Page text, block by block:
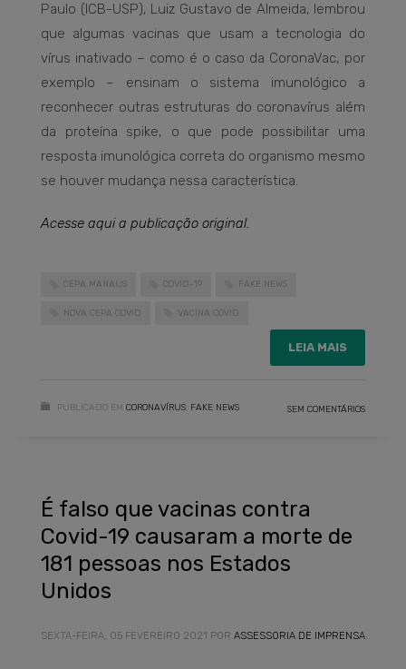
Paulo (ICB-USP), Luiz Gustavo de Almeida, lembrou
que algumas vacinas que usam a tecnologia do
vírus inativado – como é o caso da CoronaVac, por
exemplo – ensinam o sistema imunológico a
reconhecer outras estruturas do coronavírus além
da proteína spike, o que pode possibilitar uma
resposta imunológica correta do organismo mesmo
se houver mudança nessa característica.
Acesse aqui a publicação original.
CEPA MANAUS COVID-19 FAKE NEWS
NOVA CEPA COVID VACINA COVID
LEIA MAIS
PUBLICADO EM CORONAVÍRUS FAKE NEWS SEM COMENTÁRIOS
É falso que vacinas contra
Covid-19 causaram a morte de
181 pessoas nos Estados
Unidos
SEXTA-FEIRA, 05 FEVEREIRO 2021 POR ASSESSORIA DE IMPRENSA